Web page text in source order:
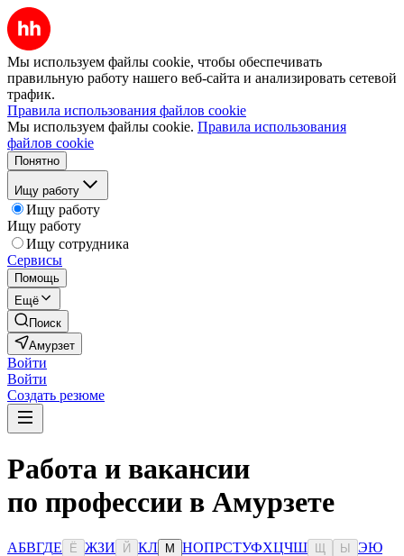
Мы используем файлы cookie, чтобы обеспечивать
правильную работу нашего веб-сайта и анализировать сетевой
трафик.
Правила использования файлов cookie
Мы используем файлы cookie. Правила использования
файлов cookie
Понятно
Ищу работу
Ищу работу
Ищу работу
Ищу сотрудника
Сервисы
Помощь
Ещё
Поиск
Амурзет
Войти
Войти
Создать резюме
Работа и вакансии
по профессии в Амурзете
АБВГДЕ Ё ЖЗИ Й КЛ М НОПРСТУФХЦЧШ Ы ЭЮ